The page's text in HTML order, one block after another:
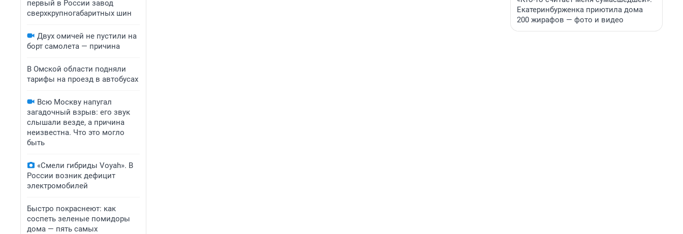
первый в России завод
сверхкрупногабаритных шин
Двух омичей не пустили на
борт самолета — причина
В Омской области подняли
тарифы на проезд в автобусах
Всю Москву напугал
загадочный взрыв: его звук
слышали везде, а причина
неизвестна. Что это могло
быть
«Смели гибриды Voyah». В
России возник дефицит
электромобилей
Быстро покраснеют: как
соспеть зеленые помидоры
дома — пять самых
Екатеринбурженка приютила дома
200 жирафов — фото и видео